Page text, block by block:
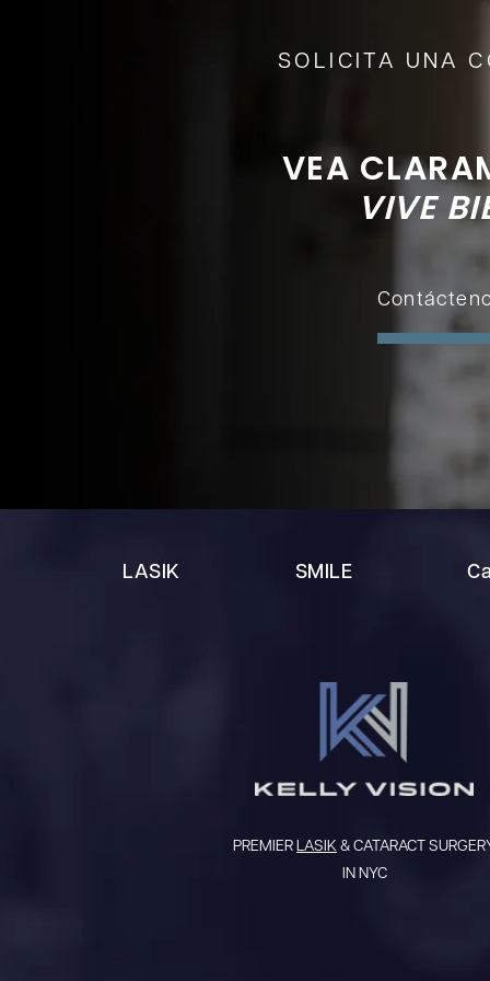
SOLICITA UNA
VEA
VIVE
LASIK SMILE
PREMIER LASIK & CATARACT
IN NYC